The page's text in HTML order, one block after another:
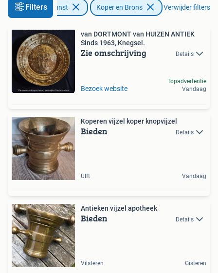
Filters
Antiek en Kunst Koper en Brons Verwijder filters
van DORTMONT van HUIZEN ANTIEK
Sinds 1963, Knegsel.
Zie omschrijving Details
Bezoek website
Topadvertentie
Vandaag
Koperen vijzel koper knopvijzel
Bieden Details
Ulft Vandaag
Antieken vijzel apotheek
Bieden Details
Vilsteren Gisteren